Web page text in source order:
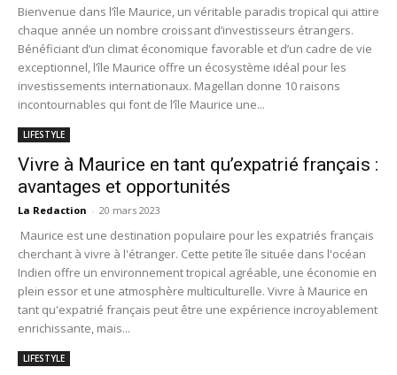
Bienvenue dans l’île Maurice, un véritable paradis tropical qui attire
chaque année un nombre croissant d’investisseurs étrangers.
Bénéficiant d’un climat économique favorable et d’un cadre de vie
exceptionnel, l’île Maurice offre un écosystème idéal pour les
investissements internationaux. Magellan donne 10 raisons
incontournables qui font de l’île Maurice une...
LIFESTYLE
Vivre à Maurice en tant qu’expatrié français :
avantages et opportunités
La Redaction - 20 mars 2023
Maurice est une destination populaire pour les expatriés français
cherchant à vivre à l'étranger. Cette petite île située dans l'océan
Indien offre un environnement tropical agréable, une économie en
plein essor et une atmosphère multiculturelle. Vivre à Maurice en
tant qu'expatrié français peut être une expérience incroyablement
enrichissante, mais...
LIFESTYLE